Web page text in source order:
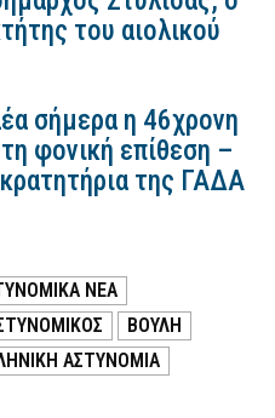
του αιολικού
σήμερα η 46χρονη
φονική επίθεση –
της ΓΑΔΑ
ΝΕΑ
ΒΟΥΛΗ
ΑΣΤΥΝΟΜΙΑ